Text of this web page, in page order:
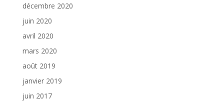
décembre 2020
juin 2020
avril 2020
mars 2020
août 2019
janvier 2019
juin 2017